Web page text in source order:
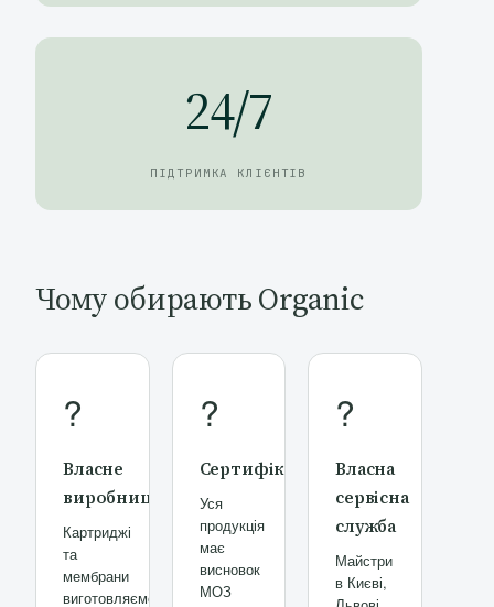
24/7
ПІДТРИМКА КЛІЄНТІВ
Чому обирають Organic
?
Власне
виробництво
Картриджі
та
мембрани
виготовляємо
?
Сертифікати
Уся
продукція
має
висновок
МОЗ
?
Власна
сервісна
служба
Майстри
в Києві,